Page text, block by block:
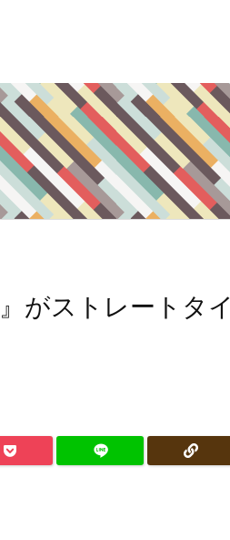
がストレートタイ